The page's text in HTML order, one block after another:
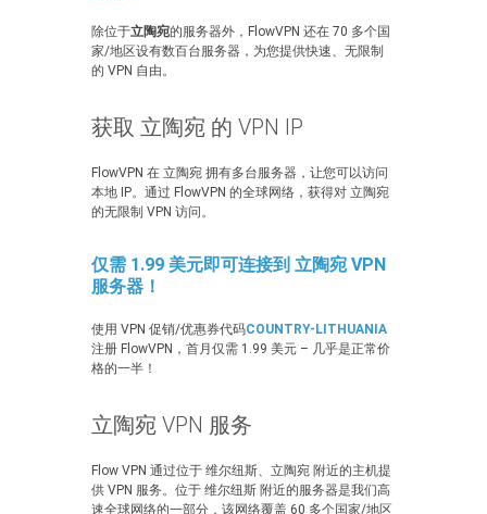
除位于立陶宛的服务器外，FlowVPN 还在 70 多个国
家/地区设有数百台服务器，为您提供快速、无限制
的 VPN 自由。
获取 立陶宛 的 VPN IP
FlowVPN 在 立陶宛 拥有多台服务器，让您可以访问
本地 IP。通过 FlowVPN 的全球网络，获得对 立陶宛
的无限制 VPN 访问。
仅需 1.99 美元即可连接到 立陶宛 VPN
服务器！
使用 VPN 促销/优惠券代码COUNTRY-LITHUANIA
注册 FlowVPN，首月仅需 1.99 美元 – 几乎是正常价
格的一半！
立陶宛 VPN 服务
Flow VPN 通过位于 维尔纽斯、立陶宛 附近的主机提
供 VPN 服务。位于 维尔纽斯 附近的服务器是我们高
速全球网络的一部分，该网络覆盖 60 多个国家/地区